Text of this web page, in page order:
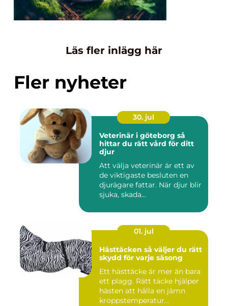
Läs fler inlägg här
Fler nyheter
30. jul
Veterinär i göteborg så
hittar du rätt vård för ditt
djur
Att välja veterinär är ett av
de viktigaste besluten en
djurägare fattar. När djur blir
sjuka, skada...
01. jul
Hästtäcken så väljer du rätt
skydd för varje säsong
Ett hästtäcke är mer än bara
ett plagg. Rätt täcke hjälper
hästen att hålla en jämn
kroppstemperatur...